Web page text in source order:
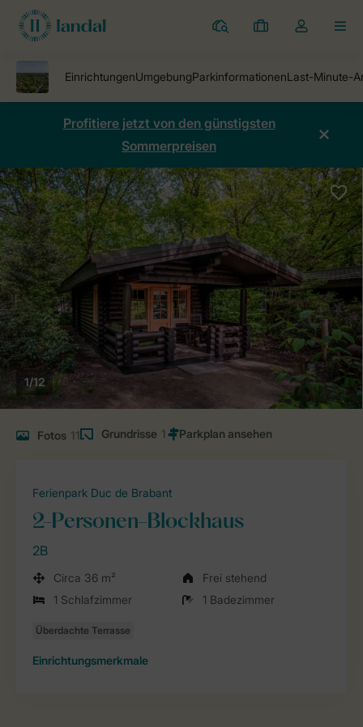
Ferienparks
Meine
Dropdown-
öffnen
Profitiere jetzt von den günstigsten
Sommerpreisen
1/12
Fotos 11 Grundrisse 1
Ferienpark Duc de Brabant
2-Personen-Blockhaus
2B
Circa 36 m²
Frei stehend
1 Schlafzimmer
1 Badezimmer
Einrichtungsmerkmale